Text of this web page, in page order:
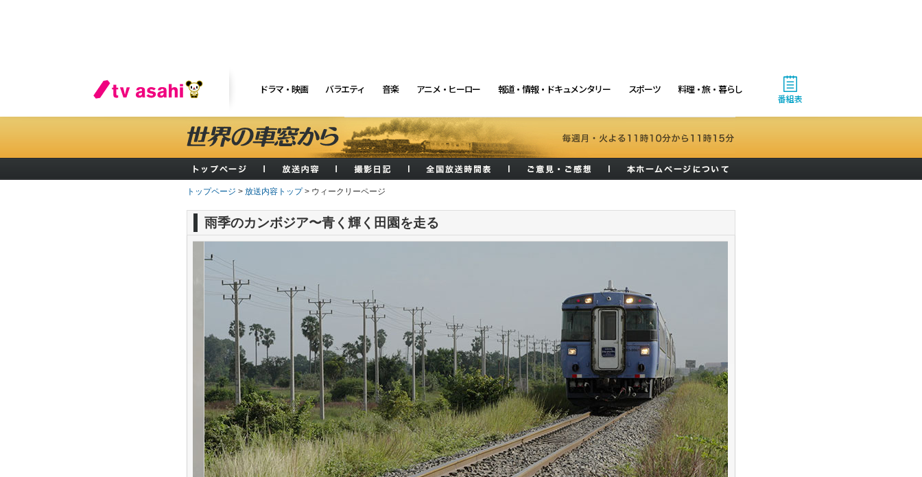
ドラマ・映画 バラエティ 音楽 アニメ・ヒーロー 報道・情報・ドキュメンタリー スポーツ 料理・旅・暮らし
番組表
トップページ > 放送内容トップ> ウィークリーページ
雨季のカンボジア〜青く輝く田園を走る